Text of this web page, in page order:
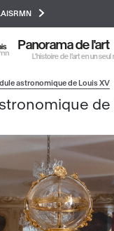
principal
Panorama de l'art
L’histoire de l’art en un
astronomique de Louis XV
de